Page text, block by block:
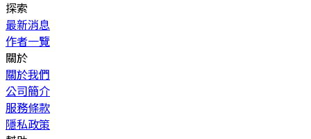
探索
最新消息
作者一覽
關於
關於我們
公司簡介
服務條款
隱私政策